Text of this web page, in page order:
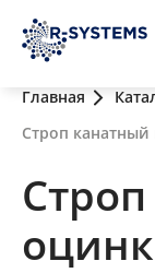
Главная
Строп